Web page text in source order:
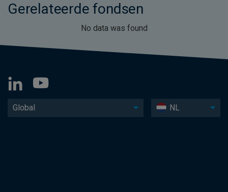
Gerelateerde fondsen
No data was found
Global NL